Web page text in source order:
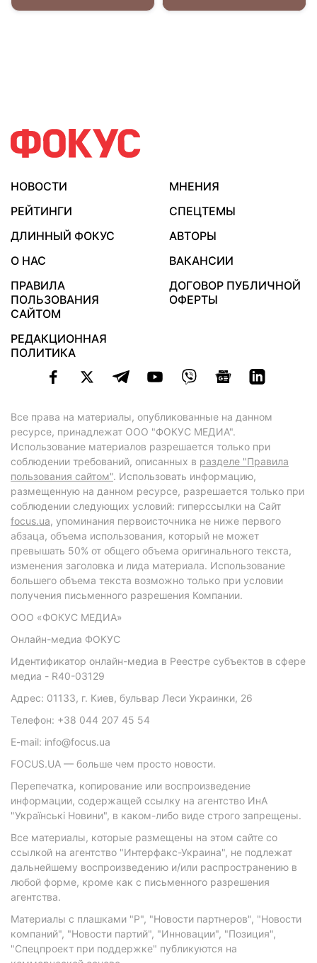
НОВОСТИ
МНЕНИЯ
РЕЙТИНГИ
СПЕЦТЕМЫ
ДЛИННЫЙ ФОКУС
АВТОРЫ
О НАС
ВАКАНСИИ
ПРАВИЛА
ПОЛЬЗОВАНИЯ
САЙТОМ
ДОГОВОР ПУБЛИЧНОЙ
ОФЕРТЫ
РЕДАКЦИОННАЯ
ПОЛИТИКА
Все права на материалы, опубликованные на данном
ресурсе, принадлежат ООО "ФОКУС МЕДИА".
Использование материалов разрешается только при
соблюдении требований, описанных в разделе "Правила
пользования сайтом". Использовать информацию,
размещенную на данном ресурсе, разрешается только при
соблюдении следующих условий: гиперссылки на Сайт
focus.ua, упоминания первоисточника не ниже первого
абзаца, объема использования, который не может
превышать 50% от общего объема оригинального текста,
изменения заголовка и лида материала. Использование
большего объема текста возможно только при условии
получения письменного разрешения Компании.
ООО «ФОКУС МЕДИА»
Онлайн-медиа ФОКУС
Идентификатор онлайн-медиа в Реестре субъектов в сфере
медиа - R40-03129
Адрес: 01133, г. Киев, бульвар Леси Украинки, 26
Телефон: +38 044 207 45 54
E-mail: info@focus.ua
FOCUS.UA — больше чем просто новости.
Перепечатка, копирование или воспроизведение
информации, содержащей ссылку на агентство ИнА
"Українські Новини", в каком-либо виде строго запрещены.
Все материалы, которые размещены на этом сайте со
ссылкой на агентство "Интерфакс-Украина", не подлежат
дальнейшему воспроизведению и/или распространению в
любой форме, кроме как с письменного разрешения
агентства.
Материалы с плашками "Р", "Новости партнеров", "Новости
компаний", "Новости партий", "Инновации", "Позиция",
"Спецпроект при поддержке" публикуются на